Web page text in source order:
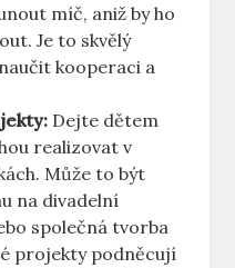
míč, aniž‍ by ho
Je to skvělý
kooperaci a
Dejte dětem⁣
realizovat v⁣
Může ‌to‍ být
na‌ divadelní
společná tvorba
projekty podněcují